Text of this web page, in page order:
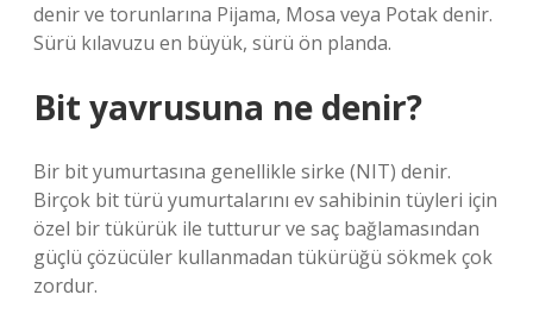
denir ve torunlarına Pijama, Mosa veya Potak denir.
Sürü kılavuzu en büyük, sürü ön planda.
Bit yavrusuna ne denir?
Bir bit yumurtasına genellikle sirke (NIT) denir.
Birçok bit türü yumurtalarını ev sahibinin tüyleri için
özel bir tükürük ile tutturur ve saç bağlamasından
güçlü çözücüler kullanmadan tükürüğü sökmek çok
zordur.